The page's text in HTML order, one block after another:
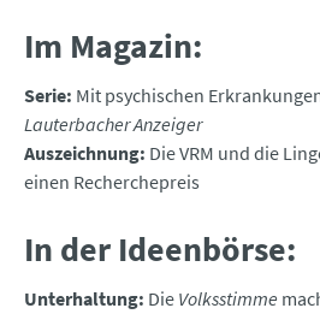
Im Magazin:
Serie: Mit psychischen
Lauterbacher Anzeiger
Auszeichnung: Die VRM und die
einen Recherchepreis
In der Ideenbörse:
Unterhaltung: Die Volksstimme